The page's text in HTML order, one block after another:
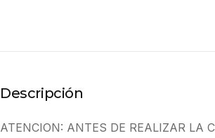
Descripción
ATENCION: ANTES DE REALIZAR LA